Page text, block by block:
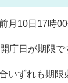
月10日17時00
庁日が期限で
いずれも期限